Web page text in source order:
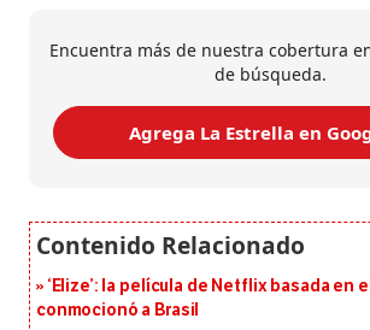
Encuentra más de nuestra cobertura
de búsqueda.
Agrega La Estrella en
‘Elize’: la película de Netflix basada en
conmocionó a Brasil